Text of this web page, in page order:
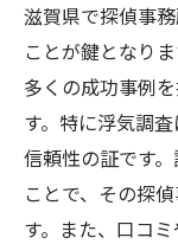
滋賀県で探偵事
ことが鍵となり
多くの成功事例
す。特に浮気調
信頼性の証です
ことで、その探
す。また、口コ